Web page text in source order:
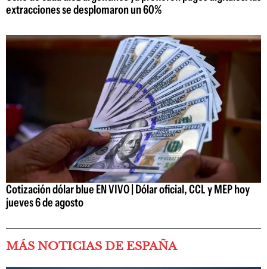
extracciones se desplomaron un 60%
Cotización dólar blue EN VIVO | Dólar oficial, CCL y MEP hoy
jueves 6 de agosto
MÁS NOTICIAS DE ESPAÑA